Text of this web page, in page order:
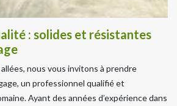
: solides et résistantes
nous vous invitons à prendre
un professionnel qualifié et
Ayant des années d’expérience dans